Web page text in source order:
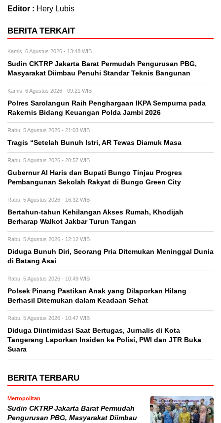
Editor : Hery Lubis
BERITA TERKAIT
Kamis, 6 Agustus 2026 - 13:48 WIB
Sudin CKTRP Jakarta Barat Permudah Pengurusan PBG,
Masyarakat Diimbau Penuhi Standar Teknis Bangunan
Kamis, 6 Agustus 2026 - 09:21 WIB
Polres Sarolangun Raih Penghargaan IKPA Sempurna pada
Rakernis Bidang Keuangan Polda Jambi 2026
Rabu, 5 Agustus 2026 - 21:03 WIB
Tragis “Setelah Bunuh Istri, AR Tewas Diamuk Masa
Rabu, 5 Agustus 2026 - 20:57 WIB
​Gubernur Al Haris dan Bupati Bungo Tinjau Progres
Pembangunan Sekolah Rakyat di Bungo Green City
Rabu, 5 Agustus 2026 - 16:32 WIB
Bertahun-tahun Kehilangan Akses Rumah, Khodijah
Berharap Walkot Jakbar Turun Tangan
Rabu, 5 Agustus 2026 - 12:12 WIB
Diduga Bunuh Diri, Seorang Pria Ditemukan Meninggal Dunia
di Batang Asai
Rabu, 5 Agustus 2026 - 10:49 WIB
Polsek Pinang Pastikan Anak yang Dilaporkan Hilang
Berhasil Ditemukan dalam Keadaan Sehat
Rabu, 5 Agustus 2026 - 10:47 WIB
Diduga Diintimidasi Saat Bertugas, Jurnalis di Kota
Tangerang Laporkan Insiden ke Polisi, PWI dan JTR Buka
Suara
BERITA TERBARU
Mertopolitan
Sudin CKTRP Jakarta Barat Permudah
Pengurusan PBG, Masyarakat Diimbau